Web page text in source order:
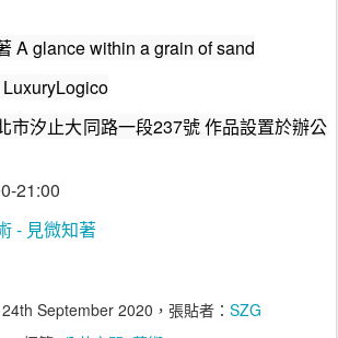
A glance within a grain of sand
LuxuryLogico
市汐止大同路一段237號作品設置於辦公
-21:00
- 見微知著
24th September 2020 ，張貼者： SZG